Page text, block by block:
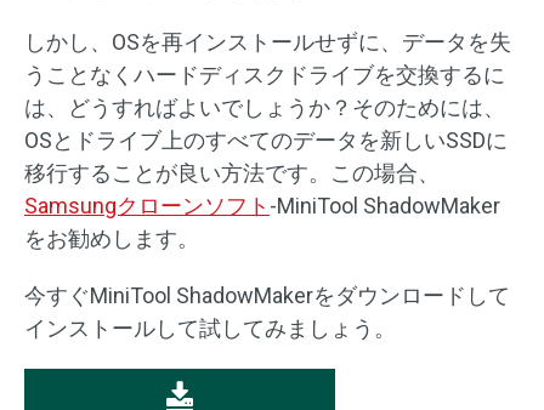
しかし、OSを再インストールせずに、データを失
うことなくハードディスクドライブを交換するに
は、どうすればよいでしょうか？そのためには、
OSとドライブ上のすべてのデータを新しいSSDに
移行することが良い方法です。この場合、
Samsungクローンソフト -MiniTool ShadowMaker
をお勧めします。
今すぐMiniTool ShadowMakerをダウンロードして
インストールして試してみましょう。